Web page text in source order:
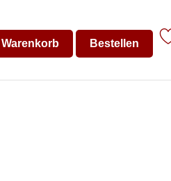
Warenkorb Bestellen